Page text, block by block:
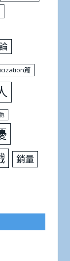
篇
銷量